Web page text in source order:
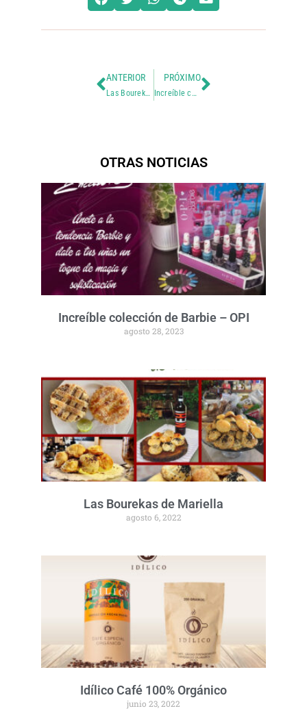
ANTERIOR
Las Bourekas de Mariella
PRÓXIMO
Increíble colección de Barbie – OPI
OTRAS NOTICIAS
Increíble colección de Barbie – OPI
agosto 28, 2023
Las Bourekas de Mariella
agosto 6, 2022
Idílico Café 100% Orgánico
junio 23, 2022